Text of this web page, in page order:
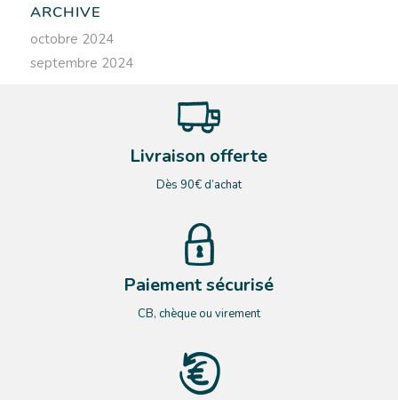
ARCHIVE
octobre 2024
septembre 2024
Livraison offerte
Dès 90€ d’achat
Paiement sécurisé
CB, chèque ou virement